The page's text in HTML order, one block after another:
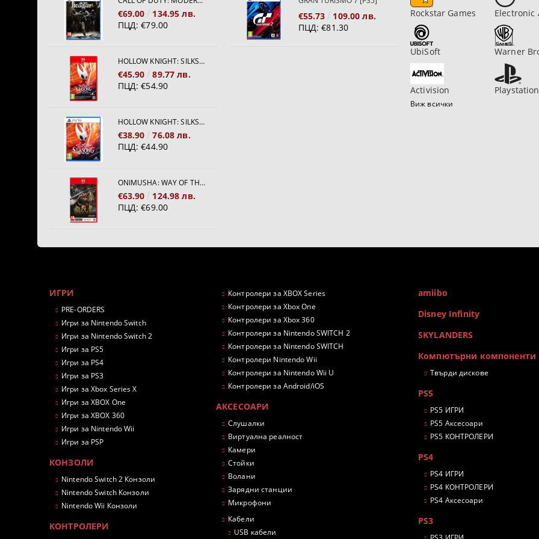
€69.00
134.95 лв.
ПЦД: €79.00
HOLLOW KNIGHT: SILKSONG [NINTENDO SWITCH 2]
€45.90
89.77 лв.
ПЦД: €54.90
HOLLOW KNIGHT: SILKSONG [PS5]
€38.90
76.08 лв.
ПЦД: €44.90
ONIMUSHA: WAY OF THE SWORD [NINTENDO SWITCH 2]
€63.90
124.98 лв.
ПЦД: €69.00
€55.73
109.00 лв.
ПЦД: €81.30
Rockstar Games Electronic
UbiSoft Warner
Activision Playstation
Виж всички
ИГРИ
PRE-ORDERS
Игри за Nintendo Switch
Игри за Nintendo Switch 2
Игри за PS5
Игри за PS4
Игри за PS3
Игри за Xbox Series X
Игри за XBOX One
Игри за XBOX 360
Игри за Nintendo Wii
Игри за PSP
КОНЗОЛИ
Nintendo Switch 2 Конзоли
Nintendo Switch Конзоли
Nintendo Wii Конзоли
КОНТРОЛЕРИ
Контролери за XBOX Series
Контролери за Xbox One
Контролери за Xbox 360
Контролери за Nintendo SWITCH 2
Контролери за Nintendo SWITCH
Контролери Nintendo Wii
Контролери за Nintendo Wii U
Контролери за Android/iOS
АКСЕСОАРИ
Слушалки
Виртуална реалност
Камери
Стойки
Волани
Зарядни станции
Микрофони
Кабели
USB кабели
amiibo
Disney Infinity
SKYLANDERS
Компютърни компоненти
Твърди дискове
PS5
PS5 ИГРИ
PS5 Аксесоари
PS5 КОНТРОЛЕРИ
PS4
PS4 ИГРИ
PS4 КОНТРОЛЕРИ
PS4 Аксесоари
PS3